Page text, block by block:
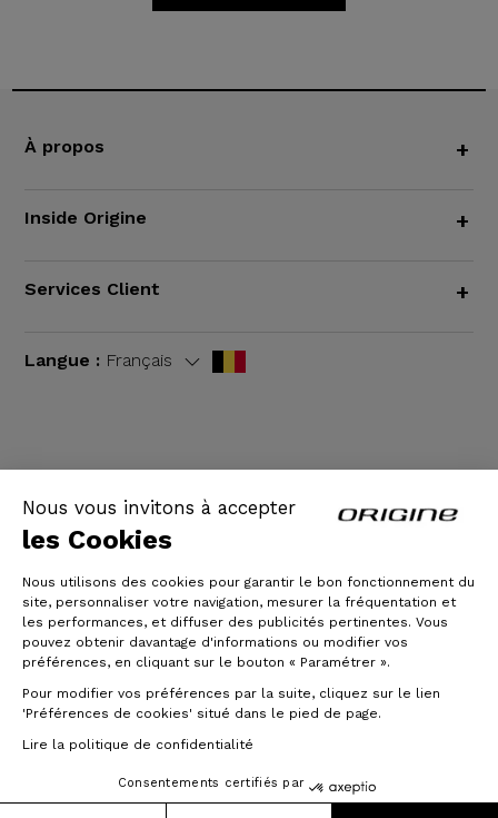
Nous vous invitons à accepter
les Cookies
Nous utilisons des cookies pour garantir le bon fonctionnement du
site, personnaliser votre navigation, mesurer la fréquentation et
les performances, et diffuser des publicités pertinentes. Vous
pouvez obtenir davantage d'informations ou modifier vos
préférences, en cliquant sur le bouton « Paramétrer ».
Pour modifier vos préférences par la suite, cliquez sur le lien
'Préférences de cookies' situé dans le pied de page.
Lire la politique de confidentialité
Consentements certifiés par
À propos +
Inside Origine +
Services Client +
Langue : Français
© Origine Cycles